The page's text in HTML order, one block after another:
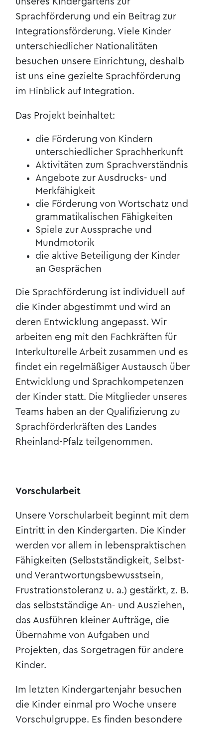
Sprachförderung und ein Beitrag zur
Integrationsförderung. Viele Kinder
unterschiedlicher Nationalitäten
besuchen unsere Einrichtung, deshalb
ist uns eine gezielte Sprachförderung
im Hinblick auf Integration.
Das Projekt beinhaltet:
die Förderung von Kindern
unterschiedlicher Sprachherkunft
Aktivitäten zum Sprachverständnis
Angebote zur Ausdrucks- und
Merkfähigkeit
die Förderung von Wortschatz und
grammatikalischen Fähigkeiten
Spiele zur Aussprache und
Mundmotorik
die aktive Beteiligung der Kinder
an Gesprächen
Die Sprachförderung ist individuell auf
die Kinder abgestimmt und wird an
deren Entwicklung angepasst. Wir
arbeiten eng mit den Fachkräften für
Interkulturelle Arbeit zusammen und es
findet ein regelmäßiger Austausch über
Entwicklung und Sprachkompetenzen
der Kinder statt. Die Mitglieder unseres
Teams haben an der Qualifizierung zu
Sprachförderkräften des Landes
Rheinland-Pfalz teilgenommen.
Vorschularbeit
Unsere Vorschularbeit beginnt mit dem
Eintritt in den Kindergarten. Die Kinder
werden vor allem in lebenspraktischen
Fähigkeiten (Selbstständigkeit, Selbst-
und Verantwortungsbewusstsein,
Frustrationstoleranz u. a.) gestärkt, z. B.
das selbstständige An- und Ausziehen,
das Ausführen kleiner Aufträge, die
Übernahme von Aufgaben und
Projekten, das Sorgetragen für andere
Kinder.
Im letzten Kindergartenjahr besuchen
die Kinder einmal pro Woche unsere
Vorschulgruppe. Es finden besondere